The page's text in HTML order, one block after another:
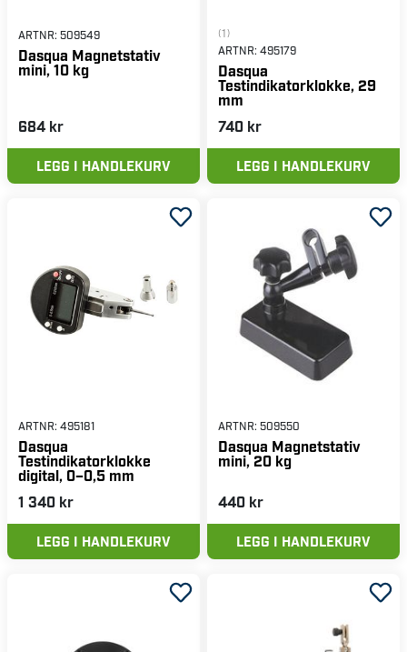
ARTNR: 509549
Dasqua Magnetstativ
mini, 10 kg
684 kr
LEGG I HANDLEKURV
(1)
ARTNR: 495179
Dasqua
Testindikatorklokke, 29
mm
740 kr
LEGG I HANDLEKURV
ARTNR: 495181
Dasqua
Testindikatorklokke
digital, 0–0,5 mm
1 340 kr
LEGG I HANDLEKURV
ARTNR: 509550
Dasqua Magnetstativ
mini, 20 kg
440 kr
LEGG I HANDLEKURV